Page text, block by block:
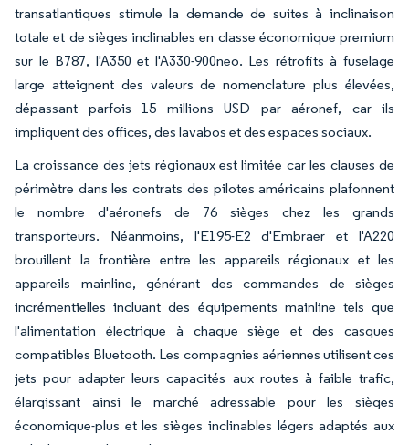
transatlantiques stimule la demande de suites à inclinaison
totale et de sièges inclinables en classe économique premium
sur le B787, l'A350 et l'A330-900neo. Les rétrofits à fuselage
large atteignent des valeurs de nomenclature plus élevées,
dépassant parfois 15 millions USD par aéronef, car ils
impliquent des offices, des lavabos et des espaces sociaux.
La croissance des jets régionaux est limitée car les clauses de
périmètre dans les contrats des pilotes américains plafonnent
le nombre d'aéronefs de 76 sièges chez les grands
transporteurs. Néanmoins, l'E195-E2 d'Embraer et l'A220
brouillent la frontière entre les appareils régionaux et les
appareils mainline, générant des commandes de sièges
incrémentielles incluant des équipements mainline tels que
l'alimentation électrique à chaque siège et des casques
compatibles Bluetooth. Les compagnies aériennes utilisent ces
jets pour adapter leurs capacités aux routes à faible trafic,
élargissant ainsi le marché adressable pour les sièges
économique-plus et les sièges inclinables légers adaptés aux